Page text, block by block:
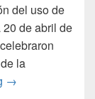
del uso de
de abril de
la
Miles celebran
→